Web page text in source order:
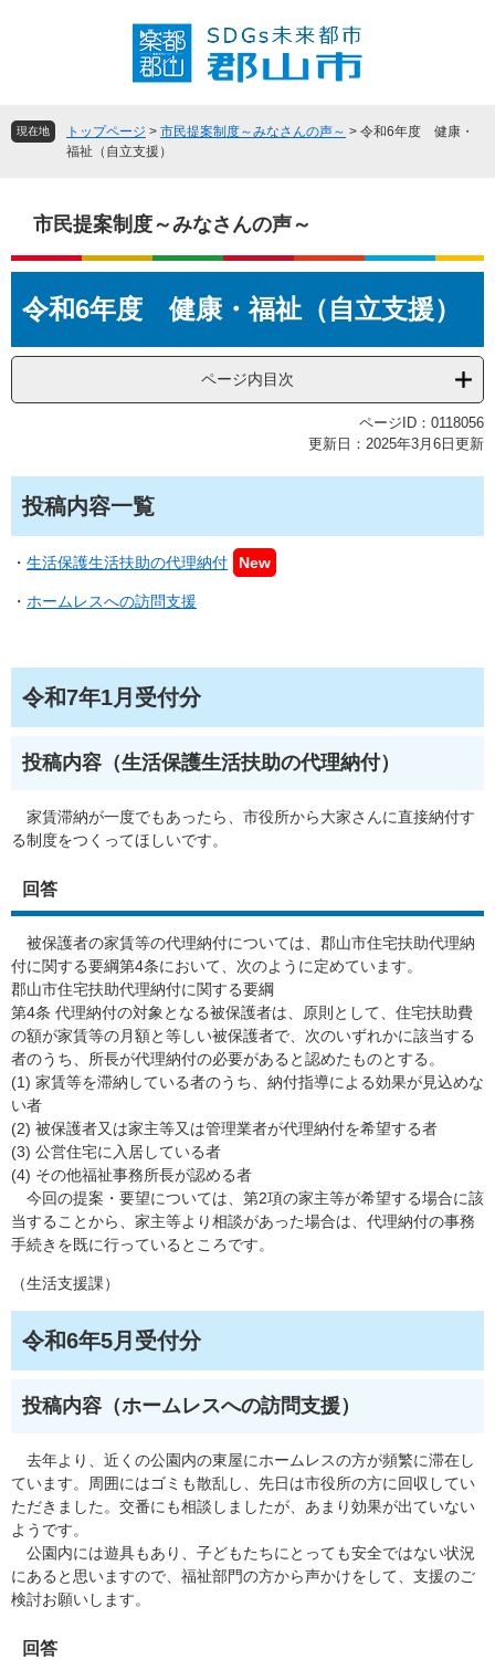
頭
飛
へ
現在地 トップページ > 市民提案制度～みなさんの声～ > 令和6年度 健康・
福祉（自立支援）
市民提案制度～みなさんの声～
文令和6年度 健康・福祉（自立支援）
ページ内目次
ページID：0118056
更新日：2025年3月6日更新
投稿内容一覧
・ 生活保護生活扶助の代理納付 New
・ ホームレスへの訪問支援
令和7年1月受付分
投稿内容（生活保護生活扶助の代理納付）
家賃滞納が一度でもあったら、市役所から大家さんに直接納付す
る制度をつくってほしいです。
回答
被保護者の家賃等の代理納付については、郡山市住宅扶助代理納
付に関する要綱第4条において、次のように定めています。
郡山市住宅扶助代理納付に関する要綱
第4条 代理納付の対象となる被保護者は、原則として、住宅扶助費
の額が家賃等の月額と等しい被保護者で、次のいずれかに該当する
者のうち、所長が代理納付の必要があると認めたものとする。
(1) 家賃等を滞納している者のうち、納付指導による効果が見込めな
い者
(2) 被保護者又は家主等又は管理業者が代理納付を希望する者
(3) 公営住宅に入居している者
(4) その他福祉事務所長が認める者
今回の提案・要望については、第2項の家主等が希望する場合に該
当することから、家主等より相談があった場合は、代理納付の事務
手続きを既に行っているところです。
（生活支援課）
令和6年5月受付分
投稿内容（ホームレスへの訪問支援）
去年より、近くの公園内の東屋にホームレスの方が頻繁に滞在し
ています。周囲にはゴミも散乱し、先日は市役所の方に回収してい
ただきました。交番にも相談しましたが、あまり効果が出ていない
ようです。
公園内には遊具もあり、子どもたちにとっても安全ではない状況
にあると思いますので、福祉部門の方から声かけをして、支援のご
検討お願いします。
回答